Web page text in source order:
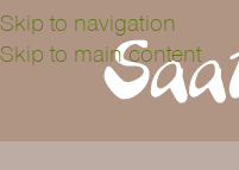
Skip to navigation
Skip to main content